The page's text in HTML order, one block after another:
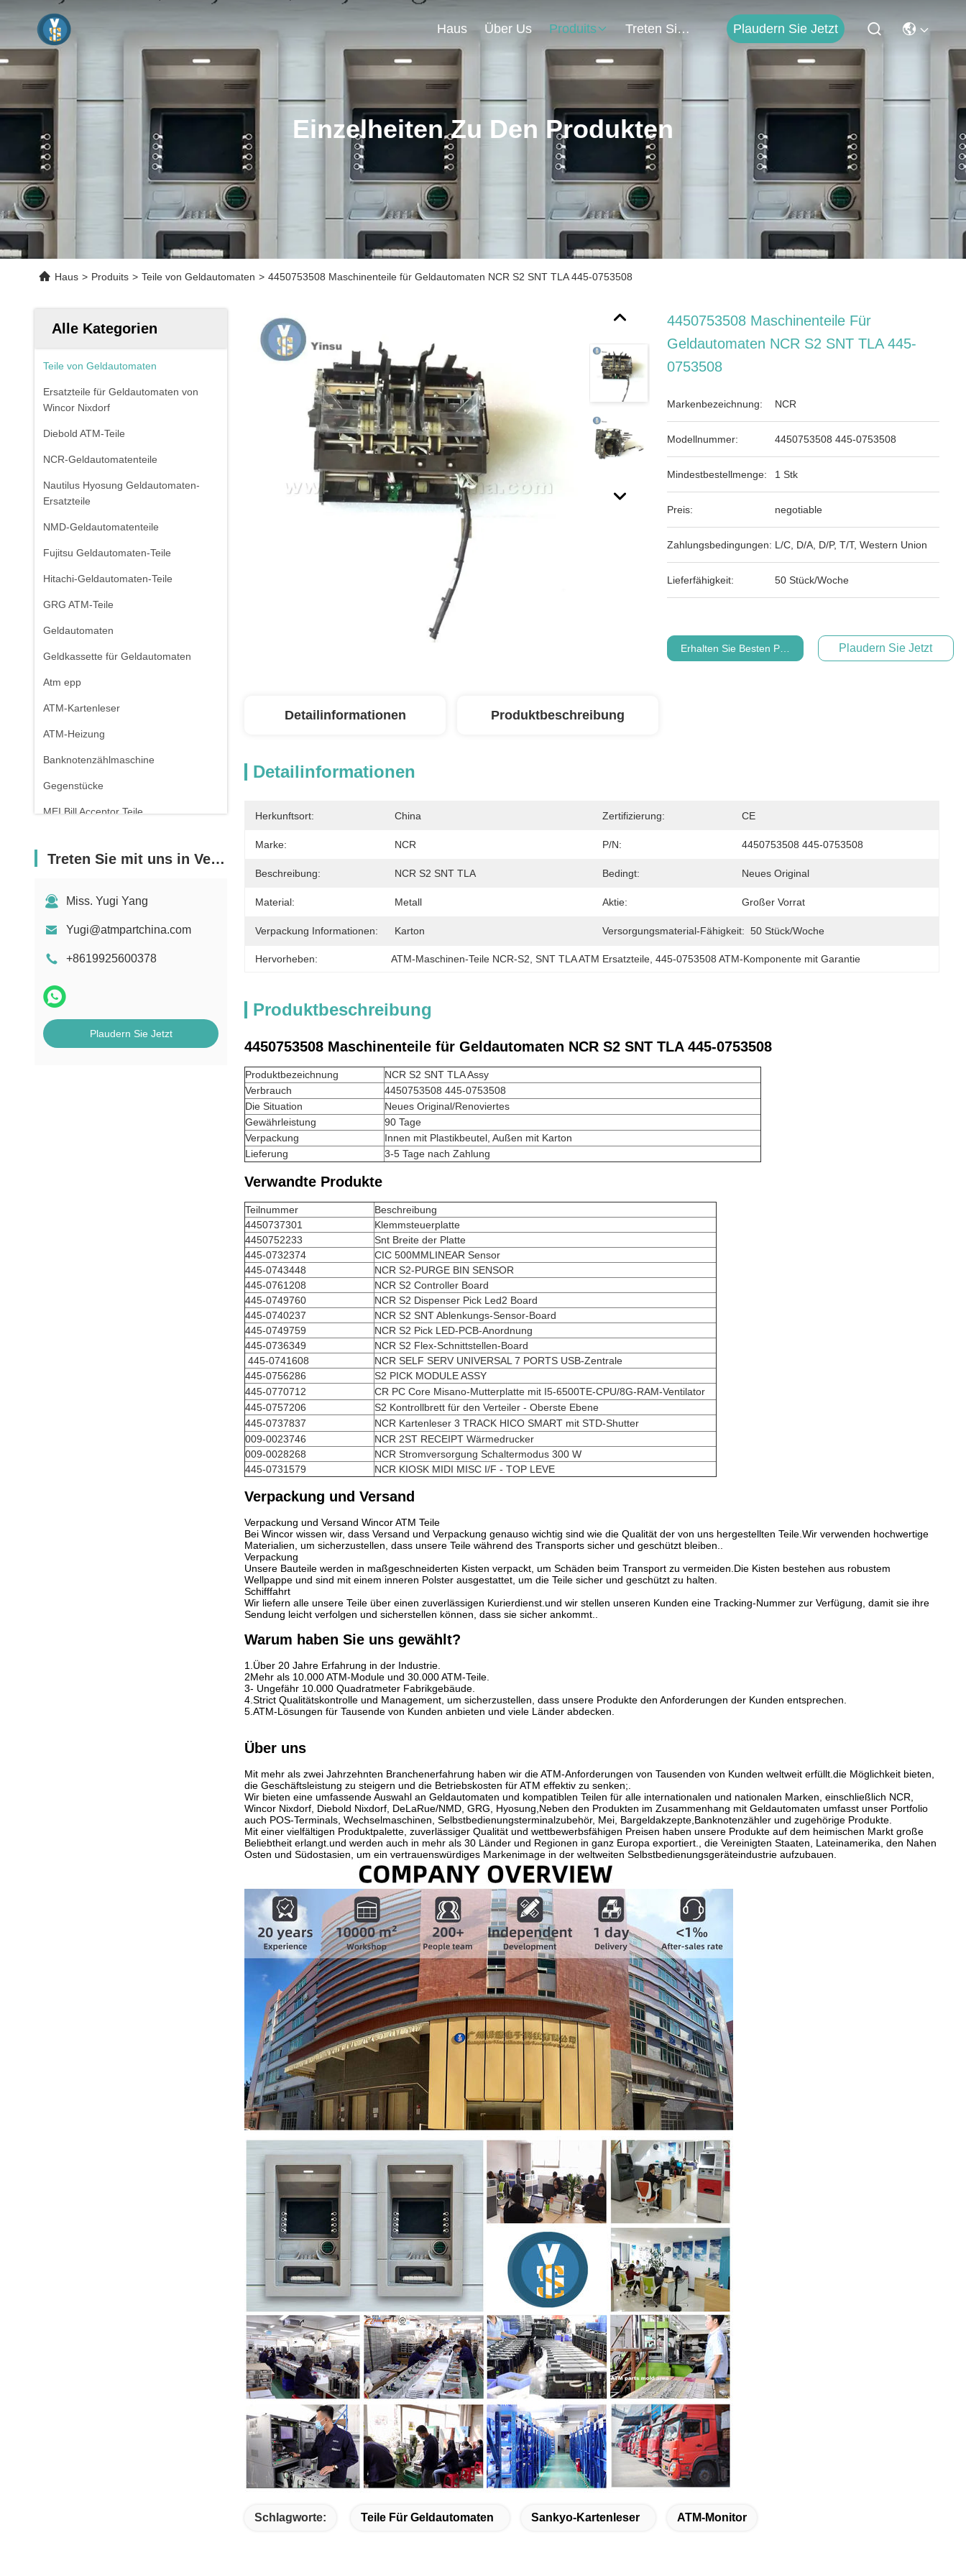
Haus Über Us Produits Treten Sie Mit Uns In Verbindung Plaudern Sie Jetzt
Einzelheiten Zu Den Produkten
Haus > Produits > Teile von Geldautomaten > 4450753508 Maschinenteile für Geldautomaten NCR S2 SNT TLA 445-0753508
Alle Kategorien
Teile von Geldautomaten
Ersatzteile für Geldautomaten von
Wincor Nixdorf
Diebold ATM-Teile
NCR-Geldautomatenteile
Nautilus Hyosung Geldautomaten-
Ersatzteile
NMD-Geldautomatenteile
Fujitsu Geldautomaten-Teile
Hitachi-Geldautomaten-Teile
GRG ATM-Teile
Geldautomaten
Geldkassette für Geldautomaten
Atm epp
ATM-Kartenleser
ATM-Heizung
Banknotenzählmaschine
Gegenstücke
MEI Bill Acceptor Teile
Treten Sie mit uns in Verbindung
Miss. Yugi Yang
Yugi@atmpartchina.com
+8619925600378
Plaudern Sie Jetzt
4450753508 Maschinenteile Für
Geldautomaten NCR S2 SNT TLA 445-
0753508
Markenbezeichnung: NCR
Modellnummer: 4450753508 445-0753508
Mindestbestellmenge: 1 Stk
Preis: negotiable
Zahlungsbedingungen: L/C, D/A, D/P, T/T, Western Union
Lieferfähigkeit: 50 Stück/Woche
Erhalten Sie Besten Preis Plaudern Sie Jetzt
Detailinformationen Produktbeschreibung
Detailinformationen
Herkunftsort: China Zertifizierung: CE
Marke: NCR P/N: 4450753508 445-0753508
Beschreibung: NCR S2 SNT TLA Bedingt: Neues Original
Material: Metall Aktie: Großer Vorrat
Verpackung Informationen: Karton Versorgungsmaterial-Fähigkeit: 50 Stück/Woche
Hervorheben: ATM-Maschinen-Teile NCR-S2 SNT TLA ATM Ersatzteile, 445-0753508 ATM-Komponente mit Garantie
Produktbeschreibung
4450753508 Maschinenteile für Geldautomaten NCR S2 SNT TLA 445-0753508
Produktbezeichnung
NCR S2 SNT TLA Assy
Verbrauch
4450753508 445-0753508
Die Situation
Neues Original/Renoviertes
Gewährleistung
90 Tage
Verpackung
Innen mit Plastikbeutel, Außen mit Karton
Lieferung
3-5 Tage nach Zahlung
Verwandte Produkte
Teilnummer
Beschreibung
4450737301
Klemmsteuerplatte
4450752233
Snt Breite der Platte
445-0732374
CIC 500MMLINEAR Sensor
445-0743448
NCR S2-PURGE BIN SENSOR
445-0761208
NCR S2 Controller Board
445-0749760
NCR S2 Dispenser Pick Led2 Board
445-0740237
NCR S2 SNT Ablenkungs-Sensor-Board
445-0749759
NCR S2 Pick LED-PCB-Anordnung
445-0736349
NCR S2 Flex-Schnittstellen-Board
445-0741608
NCR SELF SERV UNIVERSAL 7 PORTS USB-Zentrale
445-0756286
S2 PICK MODULE ASSY
445-0770712
CR PC Core Misano-Mutterplatte mit I5-6500TE-CPU/8G-RAM-Ventilator
445-0757206
S2 Kontrollbrett für den Verteiler - Oberste Ebene
445-0737837
NCR Kartenleser 3 TRACK HICO SMART mit STD-Shutter
009-0023746
NCR 2ST RECEIPT Wärmedrucker
009-0028268
NCR Stromversorgung Schaltermodus 300 W
445-0731579
NCR KIOSK MIDI MISC I/F - TOP LEVE
Verpackung und Versand
Verpackung und Versand Wincor ATM Teile
Bei Wincor wissen wir, dass Versand und Verpackung genauso wichtig sind wie die Qualität der von uns hergestellten Teile.Wir verwenden hochwertige
Materialien, um sicherzustellen, dass unsere Teile während des Transports sicher und geschützt bleiben..
Verpackung
Unsere Bauteile werden in maßgeschneiderten Kisten verpackt, um Schäden beim Transport zu vermeiden.Die Kisten bestehen aus robustem
Wellpappe und sind mit einem inneren Polster ausgestattet, um die Teile sicher und geschützt zu halten.
Schifffahrt
Wir liefern alle unsere Teile über einen zuverlässigen Kurierdienst.und wir stellen unseren Kunden eine Tracking-Nummer zur Verfügung, damit sie ihre
Sendung leicht verfolgen und sicherstellen können, dass sie sicher ankommt..
Warum haben Sie uns gewählt?
1.Über 20 Jahre Erfahrung in der Industrie.
2Mehr als 10.000 ATM-Module und 30.000 ATM-Teile.
3- Ungefähr 10.000 Quadratmeter Fabrikgebäude.
4.Strict Qualitätskontrolle und Management, um sicherzustellen, dass unsere Produkte den Anforderungen der Kunden entsprechen.
5.ATM-Lösungen für Tausende von Kunden anbieten und viele Länder abdecken.
Über uns
Mit mehr als zwei Jahrzehnten Branchenerfahrung haben wir die ATM-Anforderungen von Tausenden von Kunden weltweit erfüllt.die Möglichkeit bieten,
die Geschäftsleistung zu steigern und die Betriebskosten für ATM effektiv zu senken;.
Wir bieten eine umfassende Auswahl an Geldautomaten und kompatiblen Teilen für alle internationalen und nationalen Marken, einschließlich NCR,
Wincor Nixdorf, Diebold Nixdorf, DeLaRue/NMD, GRG, Hyosung,Neben den Produkten im Zusammenhang mit Geldautomaten umfasst unser Portfolio
auch POS-Terminals, Wechselmaschinen, Selbstbedienungsterminalzubehör, Mei, Bargeldakzepte,Banknotenzähler und zugehörige Produkte.
Mit einer vielfältigen Produktpalette, zuverlässiger Qualität und wettbewerbsfähigen Preisen haben unsere Produkte auf dem heimischen Markt große
Beliebtheit erlangt.und werden auch in mehr als 30 Länder und Regionen in ganz Europa exportiert., die Vereinigten Staaten, Lateinamerika, den Nahen
Osten und Südostasien, um ein vertrauenswürdiges Markenimage in der weltweiten Selbstbedienungsgeräteindustrie aufzubauen.
Schlagworte: Teile Für Geldautomaten Sankyo-Kartenleser ATM-Monitor